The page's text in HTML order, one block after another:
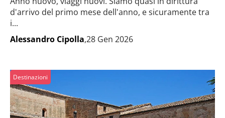
d'arrivo del primo mese dell'anno, e sicuramente tra
i...
Alessandro Cipolla,28 Gen 2026
Destinazioni